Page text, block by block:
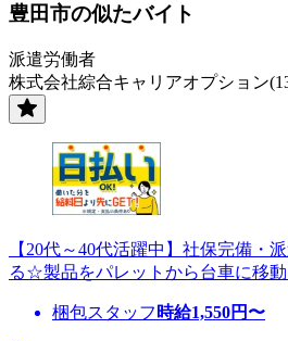
豊田市の似たバイト
派遣労働者
株式会社綜合キャリアオプション
【20代～40代活躍中】社保完備・
る☆製品をパレットから台車に移
梱包スタッフ 時給1,550円〜